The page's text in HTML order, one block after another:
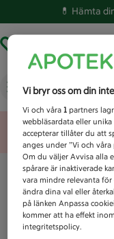
💊 Hämta
Vad letar
Vi bryr oss om din
Vi och våra1 partners
webbläsardata eller
accepterar tillåter du att
anges under ”Vi och
Om du väljer Avvisa alla
spårare är inaktiverade
vara mindre relevanta
ändra dina val eller
på länken Anpassa
kommer att ha effekt
integritetspolicy.